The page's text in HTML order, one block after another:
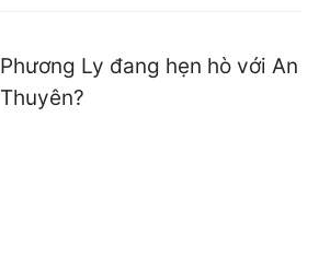
Phương Ly đang hẹn hò với An
Thuyên?